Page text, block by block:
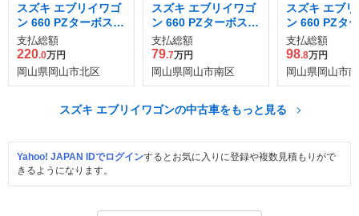
スズキ エブリイワゴ
ン 660 PZターボスペ
シャル ハイルーフ 4
WD
支払総額
220.0万円
岡山県岡山市北区
スズキ エブリイワゴ
ン 660 PZターボスペ
シャル 4WD
支払総額
79.7万円
岡山県岡山市南区
スズキ エブ
ン 660 PZタ
シャル ハイル
支払総額
98.8万円
岡山県岡山市
スズキ エブリイワゴンの中古車をもっと見る
Yahoo! JAPAN IDでログインするとお気に入りに登録や複数見積もりがで
きるようになります。